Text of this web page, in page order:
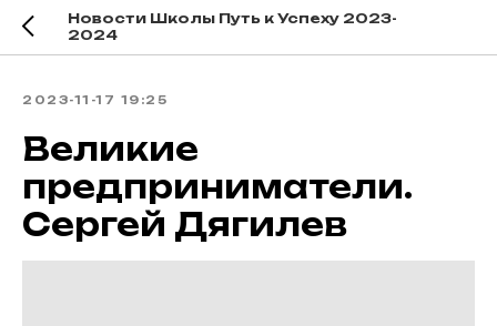
Новости Школы Путь к Успеху 2023-
2024
2023-11-17 19:25
Великие
предприниматели.
Сергей Дягилев